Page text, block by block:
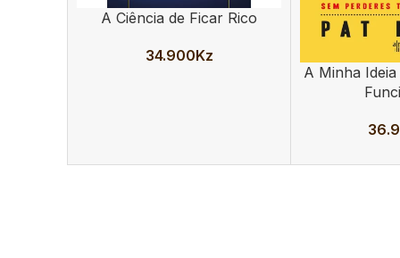
ADICIONAR
A Ciência de Ficar Rico
34.900Kz
ADICIONAR
A Minha